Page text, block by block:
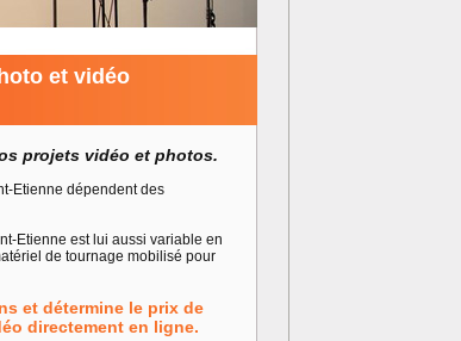
et vidéo
projets vidéo et photos.
Etienne dépendent des
Etienne est lui aussi variable en
de tournage mobilisé pour
et détermine le prix de
directement en ligne.